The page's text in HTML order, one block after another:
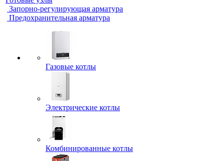
Запорно-регулирующая арматура
Предохранительная арматура
Газовые котлы
Электрические котлы
Комбинированные котлы